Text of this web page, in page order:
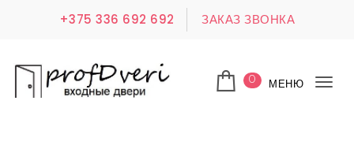
+375 336 692 692 ЗАКАЗ ЗВОНКА
0 МЕНЮ